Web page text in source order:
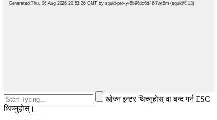
खोज्न इन्टर थिच्नुहोस् वा बन्द गर्न ESC
थिच्नुहोस्।